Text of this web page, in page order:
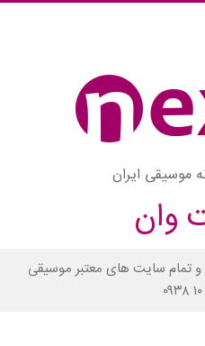
موسیقی ایران
وان
سایت های معتبر موسیقی
۲۰ ۶۹۲